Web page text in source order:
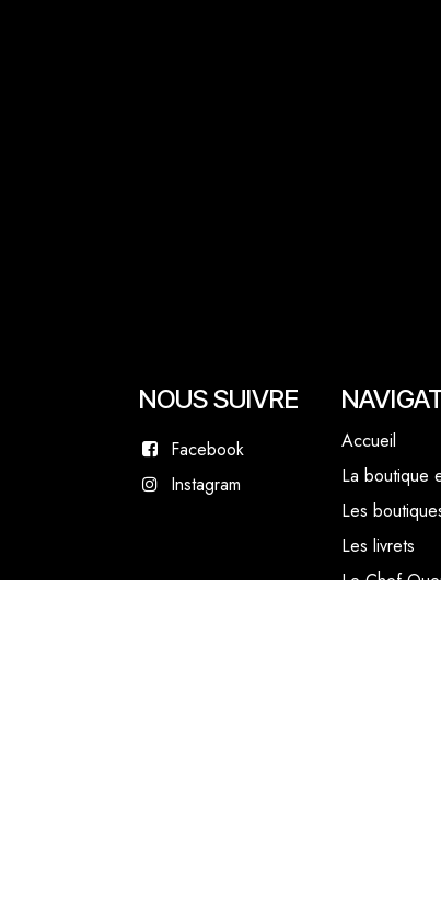
NOUS SUIVRE
Facebook
Instagram
Accueil
La boutique
Les
Les livrets
Le Chef